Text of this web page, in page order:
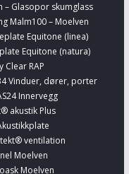
– Glasopor skumglass
Malm100 – Moelven
Equitone (linea)
Equitone (natura)
Clear RAP
Vinduer, dører, porter
24 Innervegg
akustik Plus
ventilation
Moelven
Moelven